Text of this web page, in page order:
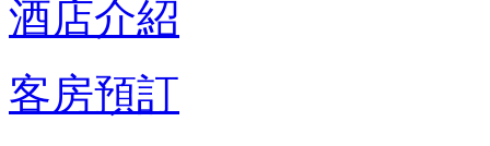
酒店介紹
客房預訂